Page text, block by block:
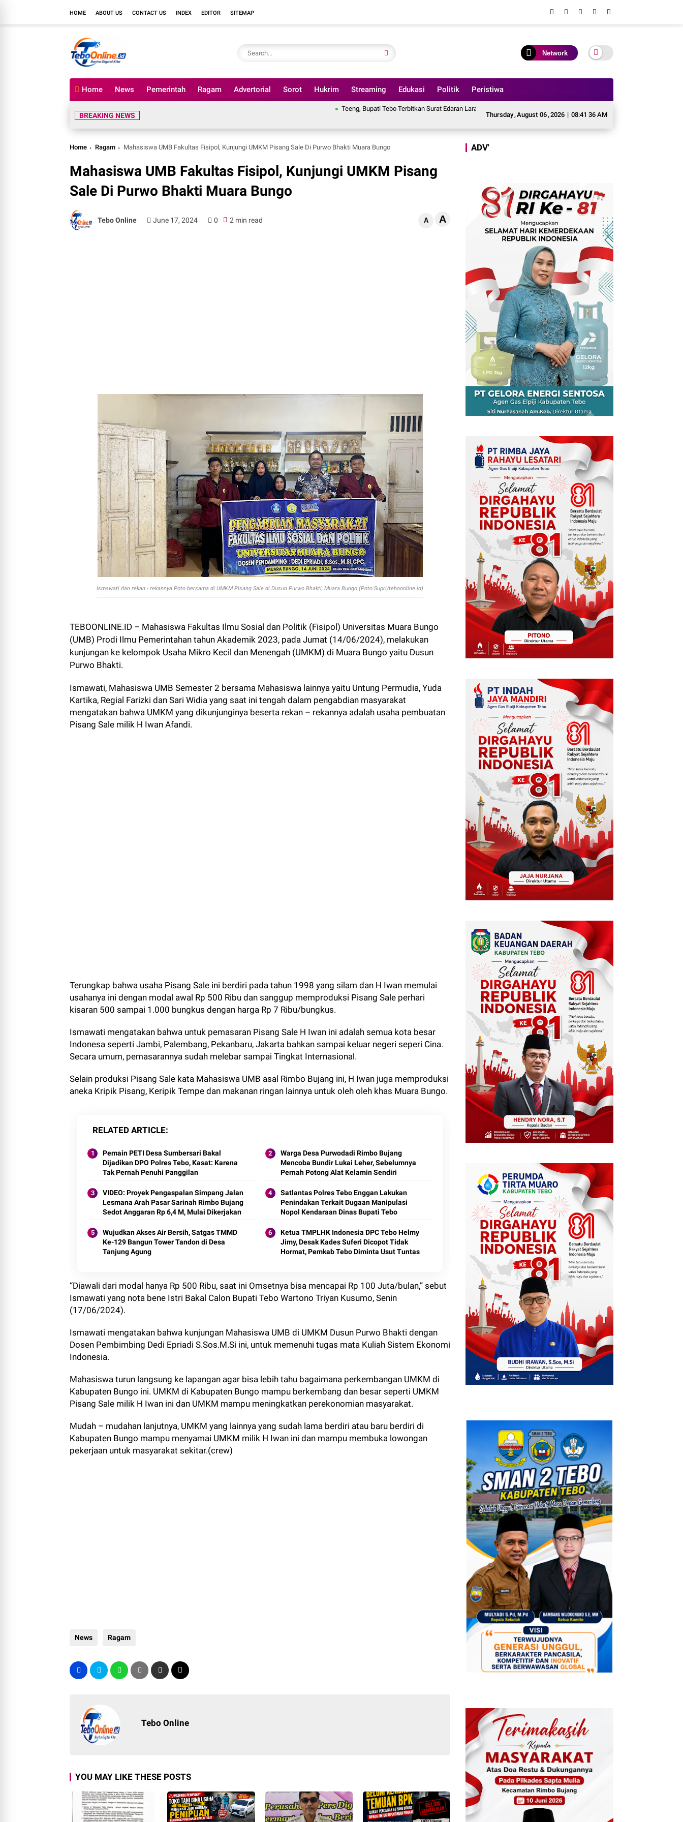
HOME ABOUT US CONTACT US INDEX EDITOR SITEMAP
Network
Home News Pemerintah Ragam Advertorial Sorot Hukrim Streaming Edukasi Politik Peristiwa
Thursday,August 06,2026 | 08:41 38 AM
BREAKING NEWS
Teeng, Bupati Tebo Terbitkan Surat Edaran Larangan Aktivitas PETI, Kades dan Perangkat Desa Yang Terlibat Bakal Disanksi
Home Ragam Mahasiswa UMB Fakultas Fisipol, Kunjungi UMKM Pisang Sale Di Purwo Bhakti Muara Bungo
Mahasiswa UMB Fakultas Fisipol, Kunjungi UMKM Pisang
Sale Di Purwo Bhakti Muara Bungo
Tebo Online June 17, 2024 0 2 min read A A
Ismawati dan rekan - rekannya Poto bersama di UMKM Pisang Sale di Dusun Purwo Bhakti, Muara Bungo.(Poto:Supri/teboonline.id)
TEBOONLINE.ID – Mahasiswa Fakultas Ilmu Sosial dan Politik (Fisipol) Universitas Muara Bungo
(UMB) Prodi Ilmu Pemerintahan tahun Akademik 2023, pada Jumat (14/06/2024), melakukan
kunjungan ke kelompok Usaha Mikro Kecil dan Menengah (UMKM) di Muara Bungo yaitu Dusun
Purwo Bhakti.
Ismawati, Mahasiswa UMB Semester 2 bersama Mahasiswa lainnya yaitu Untung Permudia, Yuda
Kartika, Regial Farizki dan Sari Widia yang saat ini tengah dalam pengabdian masyarakat
mengatakan bahwa UMKM yang dikunjunginya beserta rekan – rekannya adalah usaha pembuatan
Pisang Sale milik H Iwan Afandi.
Terungkap bahwa usaha Pisang Sale ini berdiri pada tahun 1998 yang silam dan H Iwan memulai
usahanya ini dengan modal awal Rp 500 Ribu dan sanggup memproduksi Pisang Sale perhari
kisaran 500 sampai 1.000 bungkus dengan harga Rp 7 Ribu/bungkus.
Ismawati mengatakan bahwa untuk pemasaran Pisang Sale H Iwan ini adalah semua kota besar
Indonesa seperti Jambi, Palembang, Pekanbaru, Jakarta bahkan sampai keluar negeri seperi Cina.
Secara umum, pemasarannya sudah melebar sampai Tingkat Internasional.
Selain produksi Pisang Sale kata Mahasiswa UMB asal Rimbo Bujang ini, H Iwan juga memproduksi
aneka Kripik Pisang, Keripik Tempe dan makanan ringan lainnya untuk oleh oleh khas Muara Bungo.
RELATED ARTICLE
Pemain PETI Desa Sumbersari Bakal
Dijadikan DPO Polres Tebo, Kasat: Karena
Tak Pernah Penuhi Panggilan
Warga Desa Purwodadi Rimbo Bujang
Mencoba Bundir Lukai Leher, Sebelumnya
Pernah Potong Alat Kelamin Sendiri
VIDEO: Proyek Pengaspalan Simpang Jalan
Lesmana Arah Pasar Sarinah Rimbo Bujang
Sedot Anggaran Rp 6,4 M, Mulai Dikerjakan
Satlantas Polres Tebo Enggan Lakukan
Penindakan Terkait Dugaan Manipulasi
Nopol Kendaraan Dinas Bupati Tebo
Wujudkan Akses Air Bersih, Satgas TMMD
Ke-129 Bangun Tower Tandon di Desa
Tanjung Agung
Ketua TMPLHK Indonesia DPC Tebo Helmy
Jimy, Desak Kades Suferi Dicopot Tidak
Hormat, Pemkab Tebo Diminta Usut Tuntas
“Diawali dari modal hanya Rp 500 Ribu, saat ini Omsetnya bisa mencapai Rp 100 Juta/bulan,” sebut
Ismawati yang nota bene Istri Bakal Calon Bupati Tebo Wartono Triyan Kusumo, Senin
(17/06/2024).
Ismawati mengatakan bahwa kunjungan Mahasiswa UMB di UMKM Dusun Purwo Bhakti dengan
Dosen Pembimbing Dedi Epriadi S.Sos.M.Si ini, untuk memenuhi tugas mata Kuliah Sistem Ekonomi
Indonesia.
Mahasiswa turun langsung ke lapangan agar bisa lebih tahu bagaimana perkembangan UMKM di
Kabupaten Bungo ini. UMKM di Kabupaten Bungo mampu berkembang dan besar seperti UMKM
Pisang Sale milik H Iwan ini dan UMKM mampu meningkatkan perekonomian masyarakat.
Mudah – mudahan lanjutnya, UMKM yang lainnya yang sudah lama berdiri atau baru berdiri di
Kabupaten Bungo mampu menyamai UMKM milik H Iwan ini dan mampu membuka lowongan
pekerjaan untuk masyarakat sekitar.(crew)
News Ragam
Tebo Online
YOU MAY LIKE THESE POSTS
ADV'